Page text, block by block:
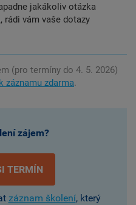
jakákoliv otázka
rádi vám vaše dotazy
(pro termíny do 4. 5. 2026)
záznamu zdarma.
zájem?
TERMÍN
záznam školení, který